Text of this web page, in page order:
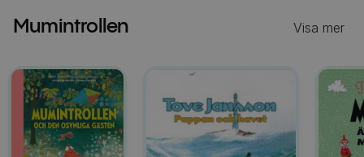
Mumintrollen Visa mer